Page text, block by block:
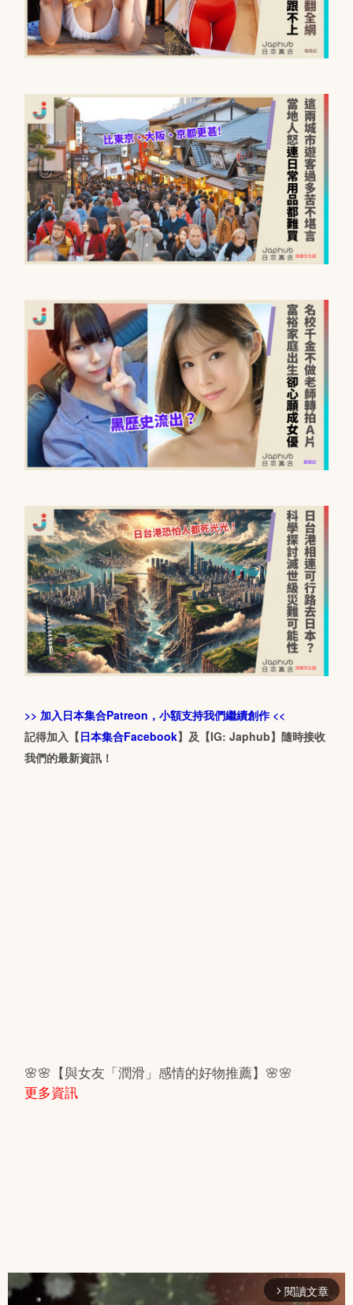
>> 加入日本集合Patreon，小額支持我們繼續創作 <<
記得加入【日本集合Facebook】及【IG: Japhub】隨時接收
我們的最新資訊！
🌸🌸【與女友「潤滑」感情的好物推薦】🌸🌸
更多資訊
arrow_forward_ios 閱讀文章